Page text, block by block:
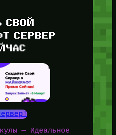
СВОЙ
СЕРВЕР
— Идеальное